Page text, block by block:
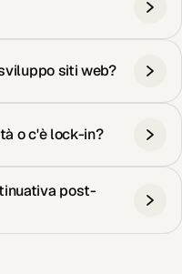
siti web?
o c'è lock-in?
post-